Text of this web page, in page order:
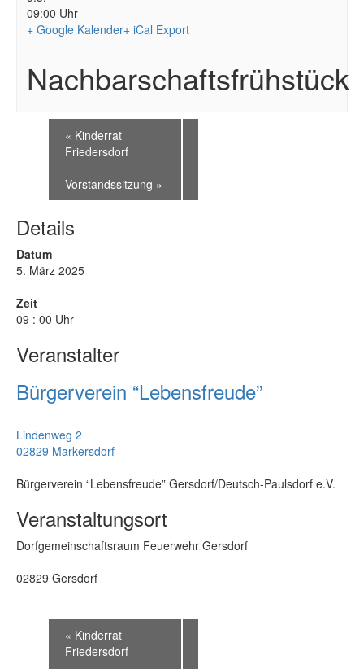
09:00 Uhr
+ Google Kalender+ iCal Export
Nachbarschaftsfrühstück
« Kinderrat
Friedersdorf
Vorstandssitzung »
Details
Datum
5. März 2025
Zeit
09 : 00 Uhr
Veranstalter
Bürgerverein “Lebensfreude”
Lindenweg 2
02829 Markersdorf
Bürgerverein “Lebensfreude” Gersdorf/Deutsch-Paulsdorf e.V.
Veranstaltungsort
Dorfgemeinschaftsraum Feuerwehr Gersdorf
02829 Gersdorf
« Kinderrat
Friedersdorf